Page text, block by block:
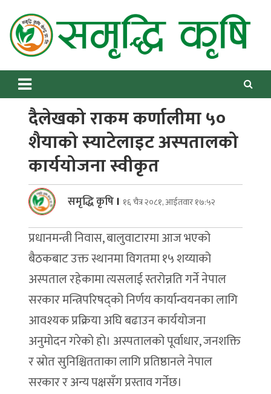
to
content
Samriddhikrishi
Online News Portal
दैलेखको राकम कर्णालीमा ५०
शैयाको स्याटेलाइट अस्पतालको
कार्ययोजना स्वीकृत
समृद्धि कृषि । १६ चैत्र २०८१, आईतवार १७:५२
प्रधानमन्त्री निवास, बालुवाटारमा आज भएको
बैठकबाट उक्त स्थानमा विगतमा १५ शय्याको
अस्पताल रहेकामा त्यसलाई स्तरोन्नति गर्ने नेपाल
सरकार मन्त्रिपरिषद्को निर्णय कार्यान्वयनका लागि
आवश्यक प्रक्रिया अघि बढाउन कार्ययोजना
अनुमोदन गरेको हो। अस्पतालको पूर्वाधार, जनशक्ति
र स्रोत सुनिश्चितताका लागि प्रतिष्ठानले नेपाल
सरकार र अन्य पक्षसँग प्रस्ताव गर्नेछ।